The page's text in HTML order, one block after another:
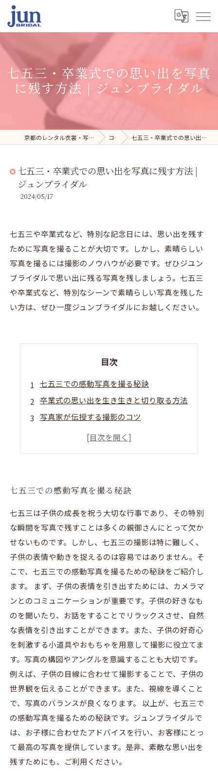
七五三・卒業式での思い出を写真
に残す方法 | ジュンブライダル
京都のレンタル衣裳・写真スタジオならジュンブライダル コラム 七五三・卒業式での思い出を写真に残す方法 | ジュンブライダル
七五三・卒業式での思い出を写真に残す方法 |
ジュンブライダル
2024/05/17
七五三や卒業式など、特別な記念日には、思い出を残す
ために写真を撮ることが大切です。しかし、素晴らしい
写真を撮るには撮影のノウハウが必要です。ぜひジユン
ブライダルで思い出に残る写真を残しましょう。七五三
や卒業式など、特別なシーンで素晴らしい写真を残した
い方は、ぜひ一度ジュンブライダルにお越しください。
目次
七五三での感動写真を撮る秘訣
卒業式の思い出を生き生きと切り取る方法
写真家が伝授する撮影のコツ
プロの技で大切な瞬間をとらえる
七五三での感動写真を撮る秘訣
七五三は子供の成長を祝う大切な行事であり、その特別
な瞬間を写真で残すことは多くの親御さんにとって欠か
せないものです。しかし、七五三の撮影は特に難しく、
子供の表情や動きを捉えるのは容易ではありません。そ
こで、七五三での感動写真を撮るための秘訣をご紹介し
ます。 まず、子供の表情を引き出すためには、カメラマ
ンとのコミュニケーションが重要です。子供の好きなも
のを聞いたり、お話をすることでリラックスさせ、自然
な表情を引き出すことができます。また、子供の好奇心
を刺激する小道具やおもちゃを用意して撮影に役立てま
す。写真の構図やアングルを意識することも大切です。
例えば、子供の目線に合わせて撮影することで、子供の
世界観を伝えることができます。また、視線を導くこと
で、写真のバランスが良くなります。 以上が、七五三で
の感動写真を撮るための秘訣です。ジュンブライダルで
は、お子様に合わせたアドバイスを行い、お客様にとっ
て最高の写真を提供しています。是非、素敵な思い出を
残すためにも、ご利用ください。